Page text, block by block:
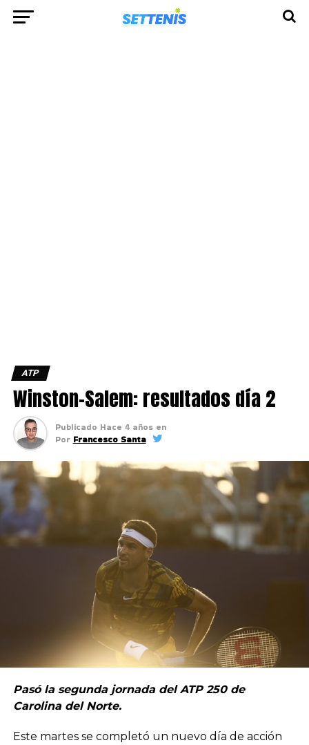
ATP
Winston-Salem: resultados día 2
Publicado Hace 4 años en
Por Francesco Santa
Pasó la segunda jornada del ATP 250 de
Carolina del Norte.
Este martes se completó un nuevo día de acción